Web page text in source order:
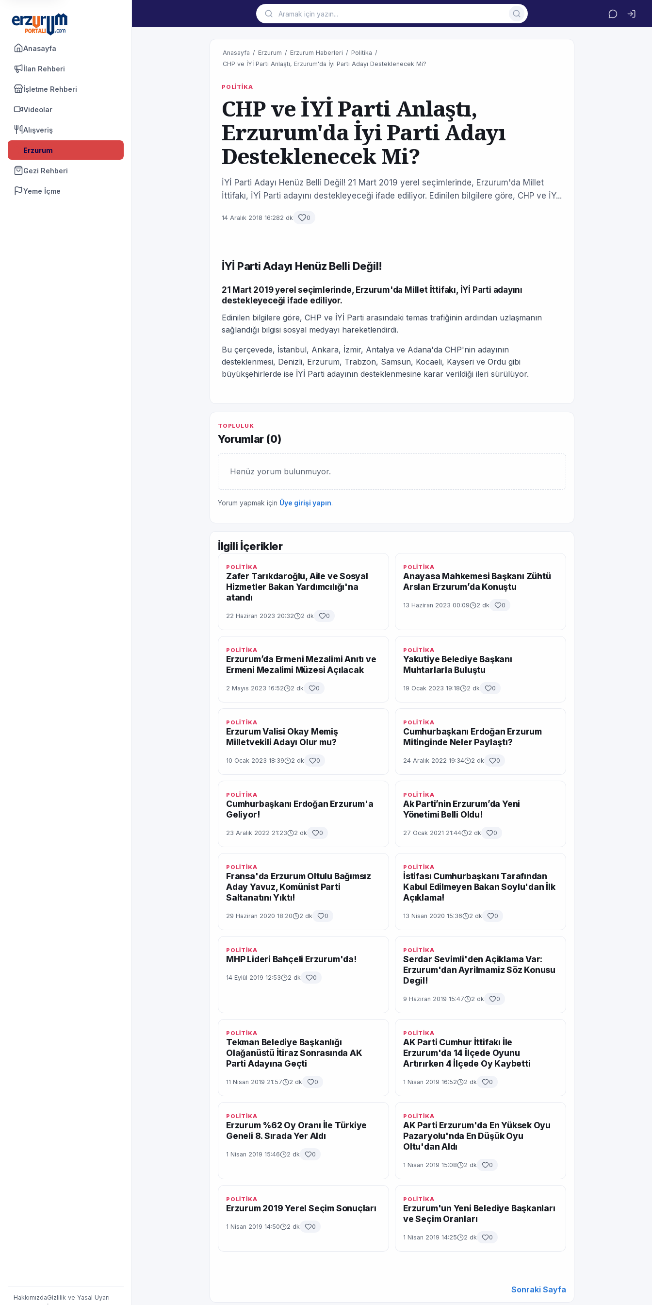
Anasayfa
İlan Rehberi
İşletme Rehberi
Videolar
Alışveriş
Erzurum
Gezi Rehberi
Yeme İçme
HakkımızdaGizlilik ve Yasal Uyarı
Anasayfa / Erzurum / Erzurum Haberleri / Politika /
CHP ve İYİ Parti Anlaştı, Erzurum'da İyi Parti Adayı Desteklenecek Mi?
POLİTİKA
CHP ve İYİ Parti Anlaştı,
Erzurum'da İyi Parti Adayı
Desteklenecek Mi?
İYİ Parti Adayı Henüz Belli Değil! 21 Mart 2019 yerel seçimlerinde, Erzurum'da Millet
İttifakı, İYİ Parti adayını destekleyeceği ifade ediliyor. Edinilen bilgilere göre, CHP ve İY...
14 Aralık 2018 16:282 dk 0
İYİ Parti Adayı Henüz Belli Değil!
21 Mart 2019 yerel seçimlerinde, Erzurum'da Millet İttifakı, İYİ Parti adayını
destekleyeceği ifade ediliyor.
Edinilen bilgilere göre, CHP ve İYİ Parti arasındaki temas trafiğinin ardından uzlaşmanın
sağlandığı bilgisi sosyal medyayı hareketlendirdi.
Bu çerçevede, İstanbul, Ankara, İzmir, Antalya ve Adana'da CHP'nin adayının
desteklenmesi, Denizli, Erzurum, Trabzon, Samsun, Kocaeli, Kayseri ve Ordu gibi
büyükşehirlerde ise İYİ Parti adayının desteklenmesine karar verildiği ileri sürülüyor.
TOPLULUK
Yorumlar (0)
Henüz yorum bulunmuyor.
Yorum yapmak için Üye girişi yapın.
İlgili İçerikler
POLİTİKA
Zafer Tarıkdaroğlu, Aile ve Sosyal
Hizmetler Bakan Yardımcılığı'na
atandı
22 Haziran 2023 20:32 2 dk 0
POLİTİKA
Anayasa Mahkemesi Başkanı Zühtü
Arslan Erzurum’da Konuştu
13 Haziran 2023 00:09 2 dk 0
POLİTİKA
Erzurum’da Ermeni Mezalimi Anıtı ve
Ermeni Mezalimi Müzesi Açılacak
2 Mayıs 2023 16:52 2 dk 0
POLİTİKA
Yakutiye Belediye Başkanı
Muhtarlarla Buluştu
19 Ocak 2023 19:18 2 dk 0
POLİTİKA
Erzurum Valisi Okay Memiş
Milletvekili Adayı Olur mu?
10 Ocak 2023 18:39 2 dk 0
POLİTİKA
Cumhurbaşkanı Erdoğan Erzurum
Mitinginde Neler Paylaştı?
24 Aralık 2022 19:34 2 dk 0
POLİTİKA
Cumhurbaşkanı Erdoğan Erzurum'a
Geliyor!
23 Aralık 2022 21:23 2 dk 0
POLİTİKA
Ak Parti’nin Erzurum’da Yeni
Yönetimi Belli Oldu!
27 Ocak 2021 21:44 2 dk 0
POLİTİKA
Fransa'da Erzurum Oltulu Bağımsız
Aday Yavuz, Komünist Parti
Saltanatını Yıktı!
29 Haziran 2020 18:20 2 dk 0
POLİTİKA
İstifası Cumhurbaşkanı Tarafından
Kabul Edilmeyen Bakan Soylu'dan İlk
Açıklama!
13 Nisan 2020 15:36 2 dk 0
POLİTİKA
MHP Lideri Bahçeli Erzurum'da!
14 Eylül 2019 12:53 2 dk 0
POLİTİKA
Serdar Sevimli'den Açiklama Var:
Erzurum'dan Ayrilmamiz Söz Konusu
Degil!
9 Haziran 2019 15:47 2 dk 0
POLİTİKA
Tekman Belediye Başkanlığı
Olağanüstü İtiraz Sonrasında AK
Parti Adayına Geçti
11 Nisan 2019 21:57 2 dk 0
POLİTİKA
AK Parti Cumhur İttifakı İle
Erzurum'da 14 İlçede Oyunu
Artırırken 4 İlçede Oy Kaybetti
1 Nisan 2019 16:52 2 dk 0
POLİTİKA
Erzurum %62 Oy Oranı İle Türkiye
Geneli 8. Sırada Yer Aldı
1 Nisan 2019 15:46 2 dk 0
POLİTİKA
AK Parti Erzurum'da En Yüksek Oyu
Pazaryolu'nda En Düşük Oyu
Oltu'dan Aldı
1 Nisan 2019 15:08 2 dk 0
POLİTİKA
Erzurum 2019 Yerel Seçim Sonuçları
1 Nisan 2019 14:50 2 dk 0
POLİTİKA
Erzurum'un Yeni Belediye Başkanları
ve Seçim Oranları
1 Nisan 2019 14:25 2 dk 0
Sonraki Sayfa